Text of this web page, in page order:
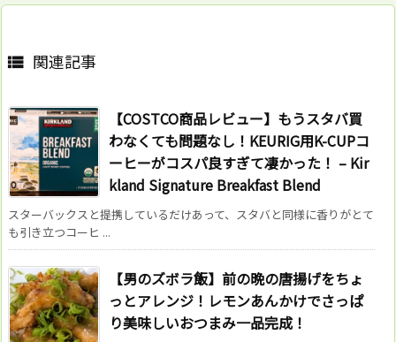
 関連記事
【COSTCO商品レビュー】もうスタバ買
わなくても問題なし！KEURIG用K-CUPコ
ーヒーがコスパ良すぎて凄かった！ – Kir
kland Signature Breakfast Blend
スターバックスと提携しているだけあって、スタバと同様に香りがとて
も引き立つコーヒ ...
【男のズボラ飯】前の晩の唐揚げをちょ
っとアレンジ！レモンあんかけでさっぱ
り美味しいおつまみ一品完成！